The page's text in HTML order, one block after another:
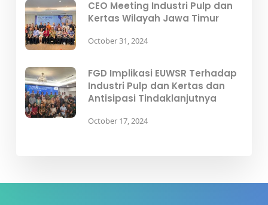
CEO Meeting Industri Pulp dan
Kertas Wilayah Jawa Timur
October 31, 2024
FGD Implikasi EUWSR Terhadap
Industri Pulp dan Kertas dan
Antisipasi Tindaklanjutnya
October 17, 2024